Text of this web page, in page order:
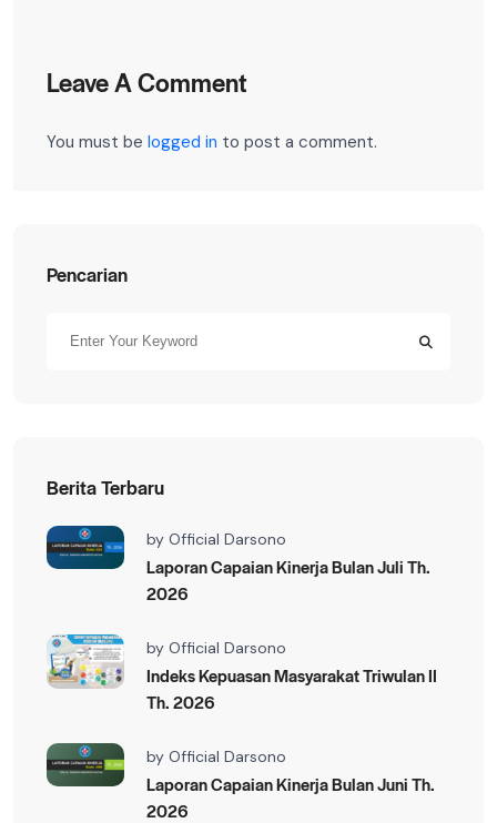
Leave A Comment
You must be logged in to post a comment.
Pencarian
Berita Terbaru
by Official Darsono
Laporan Capaian Kinerja Bulan Juli Th.
2026
by Official Darsono
Indeks Kepuasan Masyarakat Triwulan II
Th. 2026
by Official Darsono
Laporan Capaian Kinerja Bulan Juni Th.
2026